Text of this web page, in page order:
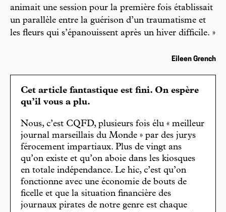
animait une session pour la première fois établissait
un parallèle entre la guérison d’un traumatisme et
les fleurs qui s’épanouissent après un hiver difficile. »
Eileen Grench
Cet article fantastique est fini. On espère
qu’il vous a plu.
Nous, c’est CQFD, plusieurs fois élu « meilleur
journal marseillais du Monde » par des jurys
férocement impartiaux. Plus de vingt ans
qu’on existe et qu’on aboie dans les kiosques
en totale indépendance. Le hic, c’est qu’on
fonctionne avec une économie de bouts de
ficelle et que la situation financière des
journaux pirates de notre genre est chaque